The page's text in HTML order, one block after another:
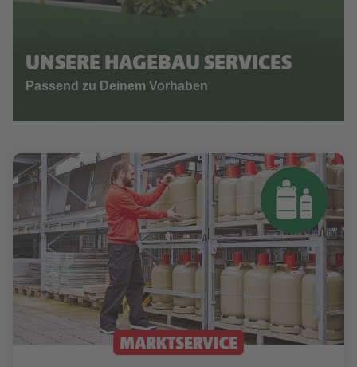
UNSERE HAGEBAU SERVICES
Passend zu Deinem Vorhaben